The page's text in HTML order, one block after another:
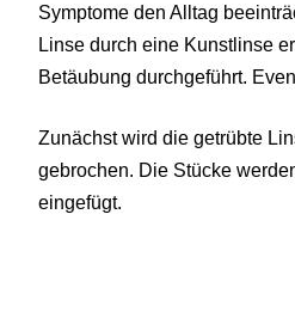
Symptome den Alltag
Linse durch eine Kunstlinse
Betäubung durchgeführt.
Zunächst wird die getrübte
gebrochen. Die Stücke
eingefügt.